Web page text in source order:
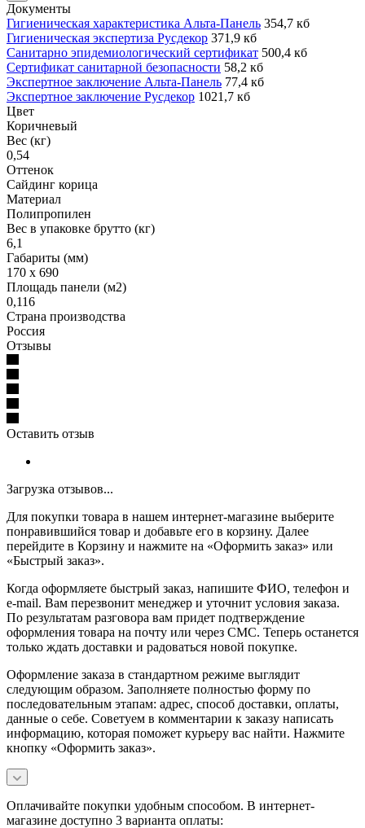
Документы
Гигиеническая характеристика Альта-Панель 354,7 кб
Гигиеническая экспертиза Русдекор 371,9 кб
Санитарно эпидемиологический сертификат 500,4 кб
Сертификат санитарной безопасности 58,2 кб
Экспертное заключение Альта-Панель 77,4 кб
Экспертное заключение Русдекор 1021,7 кб
Цвет
Коричневый
Вес (кг)
0,54
Оттенок
Сайдинг корица
Материал
Полипропилен
Вес в упаковке брутто (кг)
6,1
Габариты (мм)
170 x 690
Площадь панели (м2)
0,116
Страна производства
Россия
Отзывы
Оставить отзыв
Загрузка отзывов...
Для покупки товара в нашем интернет-магазине выберите
понравившийся товар и добавьте его в корзину. Далее
перейдите в Корзину и нажмите на «Оформить заказ» или
«Быстрый заказ».
Когда оформляете быстрый заказ, напишите ФИО, телефон и
e-mail. Вам перезвонит менеджер и уточнит условия заказа.
По результатам разговора вам придет подтверждение
оформления товара на почту или через СМС. Теперь останется
только ждать доставки и радоваться новой покупке.
Оформление заказа в стандартном режиме выглядит
следующим образом. Заполняете полностью форму по
последовательным этапам: адрес, способ доставки, оплаты,
данные о себе. Советуем в комментарии к заказу написать
информацию, которая поможет курьеру вас найти. Нажмите
кнопку «Оформить заказ».
Оплачивайте покупки удобным способом. В интернет-
магазине доступно 3 варианта оплаты: